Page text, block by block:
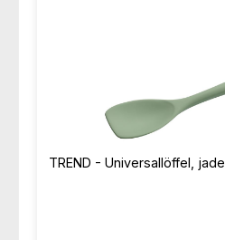
TREND - Universallöffel, jade